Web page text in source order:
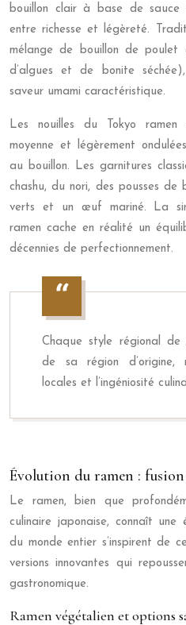
bouillon clair à base de
entre richesse et légèreté.
mélange de bouillon de
d’algues et de bonite
saveur umami caractéristique.
Les nouilles du Tokyo
moyenne et légèrement
au bouillon. Les garnitures
chashu, du nori, des pousses de
verts et un œuf mariné. La
ramen cache en réalité un
décennies de perfectionnement.
Chaque style régional de
de sa région d’origine,
locales et l’ingéniosité
Évolution du ramen :
Le ramen, bien que
culinaire japonaise, connaît une
du monde entier s’inspirent de
versions innovantes qui
gastronomique.
Ramen végétalien et options